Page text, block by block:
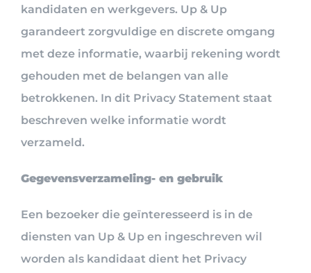
kandidaten en werkgevers. Up & Up
garandeert zorgvuldige en discrete omgang
met deze informatie, waarbij rekening wordt
gehouden met de belangen van alle
betrokkenen. In dit Privacy Statement staat
beschreven welke informatie wordt
verzameld.
Gegevensverzameling- en gebruik
Een bezoeker die geïnteresseerd is in de
diensten van Up & Up en ingeschreven wil
worden als kandidaat dient het Privacy